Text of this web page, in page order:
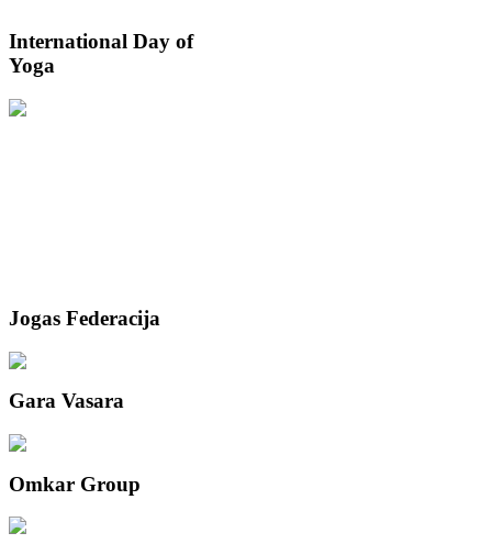
International Day of
Yoga
Jogas Federacija
Gara Vasara
Omkar Group